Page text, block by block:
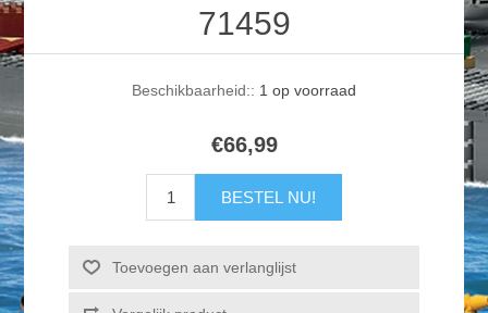
71459
Beschikbaarheid:: 1 op voorraad
€66,99
BESTEL NU!
Toevoegen aan verlanglijst